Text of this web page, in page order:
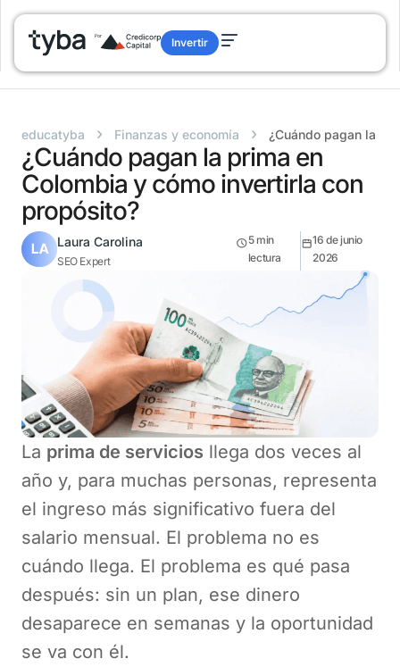
Invertir
educatyba › Finanzas y economía › ¿Cuándo pagan la
¿Cuándo pagan la prima en
Colombia y cómo invertirla con
propósito?
Laura Carolina
SEO Expert
5 min
lectura
16 de junio
2026
La prima de servicios llega dos veces al
año y, para muchas personas, representa
el ingreso más significativo fuera del
salario mensual. El problema no es
cuándo llega. El problema es qué pasa
después: sin un plan, ese dinero
desaparece en semanas y la oportunidad
se va con él.